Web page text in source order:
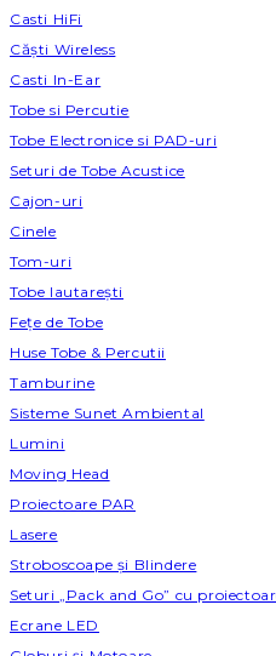
Casti HiFi
Căști Wireless
Casti In-Ear
Tobe si Percutie
Tobe Electronice si PAD-uri
Seturi de Tobe Acustice
Cajon-uri
Cinele
Tom-uri
Tobe lautareşti
Fețe de Tobe
Huse Tobe & Percutii
Tamburine
Sisteme Sunet Ambiental
Lumini
Moving Head
Proiectoare PAR
Lasere
Stroboscoape și Blindere
Seturi „Pack and Go” cu
Ecrane LED